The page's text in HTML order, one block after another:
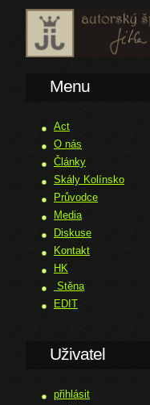
Menu
Act
O nás
Články
Skály Kolínsko
Průvodce
Media
Diskuse
Kontakt
HK
Stěna
EDIT
Uživatel
přihlásit